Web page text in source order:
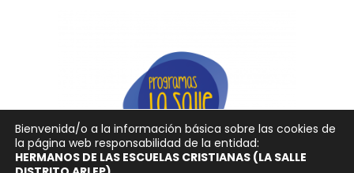
Bienvenida/o a la información básica sobre las cookies de
la página web responsabilidad de la entidad:
HERMANOS DE LAS ESCUELAS CRISTIANAS (LA SALLE